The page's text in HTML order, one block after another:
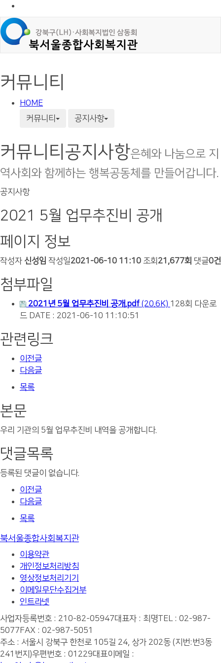
커뮤니티
HOME
커뮤니티
공지사항
커뮤니티 공지사항은혜와 나눔으로 지
역사회와 함께하는 행복공동체를 만들어갑니다.
공지사항
2021 5월 업무추진비 공개
페이지 정보
작성자 신성임 작성일2021-06-10 11:10 조회 21,677회 댓글0건
첨부파일
2021년 5월 업무추진비 공개.pdf (20.6K) 128회 다운로
드 DATE : 2021-06-10 11:10:51
관련링크
이전글
다음글
목록
본문
우리 기관의 5월 업무추진비 내역을 공개합니다.
댓글목록
등록된 댓글이 없습니다.
이전글
다음글
목록
북서울종합사회복지관
이용약관
개인정보처리방침
영상정보처리기기
이메일무단수집거부
인트라넷
사업자등록번호 : 210-82-05947대표자 : 최명TEL : 02-987-
5077 FAX : 02-987-5051
주소 : 서울시 강북구 한천로 105길 24, 상가 202동 (지번:번3동
241번지)우편번호 : 01229대표이메일 :